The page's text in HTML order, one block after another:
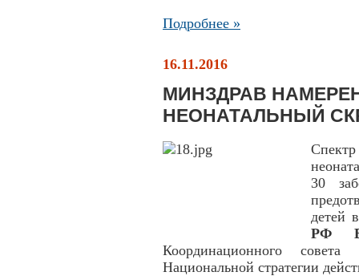
Подробнее »
16.11.2016
МИНЗДРАВ
НЕОНАТАЛЬНЫЙ
30
детей
РФ
Координационного
Национальной стратегии